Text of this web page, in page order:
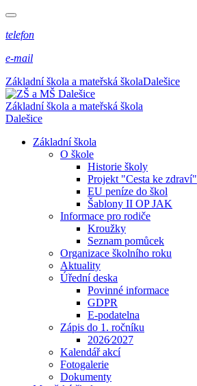
telefon
e-mail
Základní škola a mateřská školaDalešice
Základní škola a mateřská škola
Dalešice
Základní škola
O škole
Historie školy
Projekt "Cesta ke zdraví"
EU peníze do škol
Šablony II OP JAK
Informace pro rodiče
Kroužky
Seznam pomůcek
Organizace školního roku
Aktuality
Úřední deska
Povinné informace
GDPR
E-podatelna
Zápis do 1. ročníku
2026⁄2027
Kalendář akcí
Fotogalerie
Dokumenty